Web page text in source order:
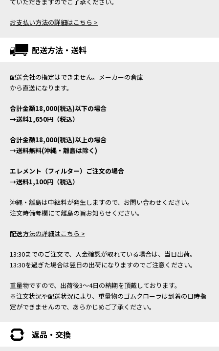
ていただきますのでご了承ください。
お支払い方法の詳細はこちら >
配送方法・送料
配送会社の指定はできません。メーカーの倉庫
から直送になります。
合計金額18,000(税込)以下の場合
→送料1,650円（税込）
合計金額18,000(税込)以上の場合
→送料無料(沖縄・離島は除く)
エレメント（フィルター）ご注文の場合
→送料1,100円（税込）
沖縄・離島は中継料が発生しますので、お問い合わせください。
注文時備考欄にて離島の旨お知らせください。
配送方法の詳細はこちら >
13:30までのご注文で、入金確認が取れている場合は、当日出荷。
13:30を過ぎた場合は翌日の出荷になりますのでご注意ください。
重量物ですので、出荷後3～4日の納期を頂戴しております。
※注文状況や配送状況により、重量物のゴムクローラは到着の日時指
定ができませんので、あらかじめご了承ください。
返品・交換